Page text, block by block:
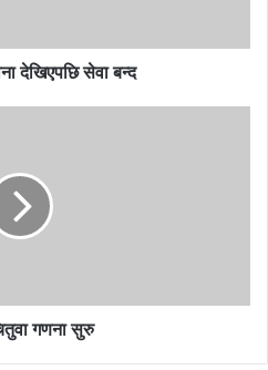
देखिएपछि सेवा बन्द
गणना सुरु